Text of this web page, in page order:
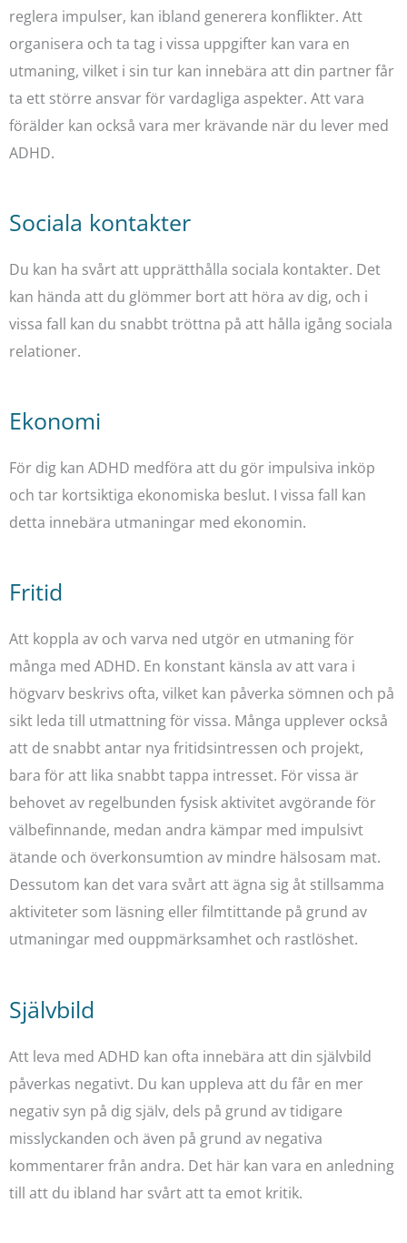
reglera impulser, kan ibland generera konflikter. Att
organisera och ta tag i vissa uppgifter kan vara en
utmaning, vilket i sin tur kan innebära att din partner får
ta ett större ansvar för vardagliga aspekter. Att vara
förälder kan också vara mer krävande när du lever med
ADHD.
Sociala kontakter
Du kan ha svårt att upprätthålla sociala kontakter. Det
kan hända att du glömmer bort att höra av dig, och i
vissa fall kan du snabbt tröttna på att hålla igång sociala
relationer.
Ekonomi
För dig kan ADHD medföra att du gör impulsiva inköp
och tar kortsiktiga ekonomiska beslut. I vissa fall kan
detta innebära utmaningar med ekonomin.
Fritid
Att koppla av och varva ned utgör en utmaning för
många med ADHD. En konstant känsla av att vara i
högvarv beskrivs ofta, vilket kan påverka sömnen och på
sikt leda till utmattning för vissa. Många upplever också
att de snabbt antar nya fritidsintressen och projekt,
bara för att lika snabbt tappa intresset. För vissa är
behovet av regelbunden fysisk aktivitet avgörande för
välbefinnande, medan andra kämpar med impulsivt
ätande och överkonsumtion av mindre hälsosam mat.
Dessutom kan det vara svårt att ägna sig åt stillsamma
aktiviteter som läsning eller filmtittande på grund av
utmaningar med ouppmärksamhet och rastlöshet.
Självbild
Att leva med ADHD kan ofta innebära att din självbild
påverkas negativt. Du kan uppleva att du får en mer
negativ syn på dig själv, dels på grund av tidigare
misslyckanden och även på grund av negativa
kommentarer från andra. Det här kan vara en anledning
till att du ibland har svårt att ta emot kritik.